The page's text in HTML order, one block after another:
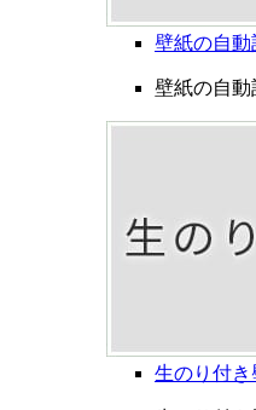
壁紙の自動
壁紙の自動
生のり付